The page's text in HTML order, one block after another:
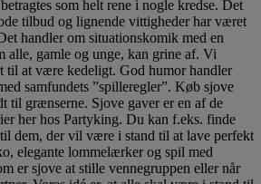
som helt rene i nogle kredse. Det
tilbud og lignende vittigheder har været
handler om situationskomik med en
alle, gamle og unge, kan grine af. Vi
til at være kedeligt. God humor handler
samfundets ”spilleregler”. Køb sjove
til grænserne. Sjove gaver er en af de
her hos Partyking. Du kan f.eks. finde
dem, der vil være i stand til at lave perfekt
elegante lommelærker og spil med
er sjove at stille vennegruppen eller når